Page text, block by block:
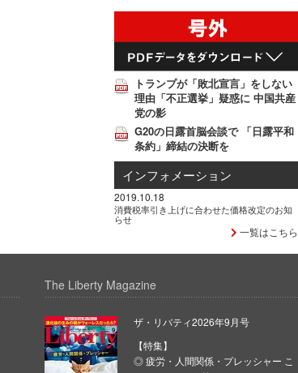
トランプが「敗北宣言」をしない
理由「不正選挙」疑惑に 中国共産
党の影
G20の日露首脳会談で 「日露平和
条約」締結の決断を
インフォメーション
2019.10.18
消費税率引き上げに合わせた価格改定のお知
らせ
一覧はこちら
The Liberty Magazine
ザ・リバティ2026年9月号
【特集】
◎ 疲労・人間関係・プレッシャー こ